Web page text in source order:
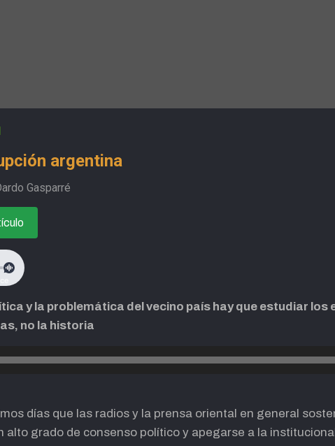
argentina
Gasparré
y la problemática del vecino país hay que estudiar los
no la historia
días que las radios y la prensa oriental en general
alto grado de consenso político y apegarse a la